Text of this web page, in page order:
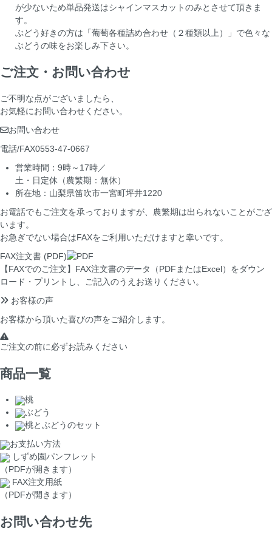
が少ないため単品発送はシャインマスカットのみとさせて頂きま
す。
ぶどう好きの方は「葡萄各種詰め合わせ（２種類以上）」で色々な
ぶどうの味をお楽しみ下さい。
ご注文・お問い合わせ
ご不明な点がございましたら、
お気軽にお問い合わせください。
お問い合わせ
電話/FAX0553-47-0667
営業時間：9時～17時／
土・日定休（農繁期：無休）
所在地：山梨県笛吹市一宮町坪井1220
お電話でもご注文を承っておりますが、農繁期は出られないことがござ
います。
お急ぎでない場合はFAXをご利用いただけますと幸いです。
FAX注文書 (PDF)
【FAXでのご注文】 FAX注文書のデータ（PDFまたはExcel）をダウン
ロード・プリントし、ご記入のうえお送りください。
お客様の声
お客様から頂いた喜びの声をご紹介します。
ご注文の前に必ずお読みください
商品一覧
桃
ぶどう
桃とぶどうのセット
お支払い方法
しずめ園パンフレット
（PDFが開きます）
FAX注文用紙
（PDFが開きます）
お問い合わせ先